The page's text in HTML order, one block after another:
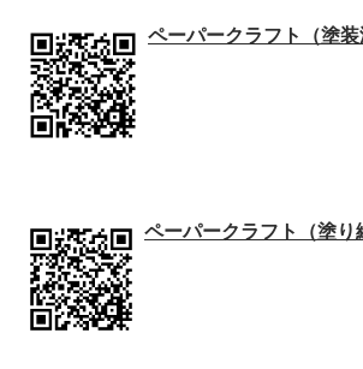
ペーパークラフト（塗
ペーパークラフト（塗り